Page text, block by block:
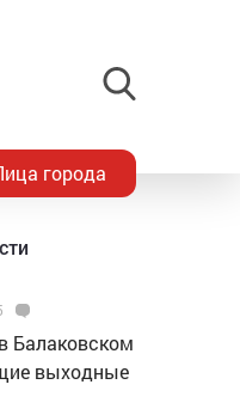
города
Балаковском
выходные